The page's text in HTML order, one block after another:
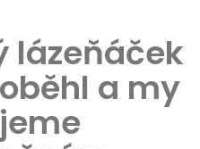
lázeňáček
a my